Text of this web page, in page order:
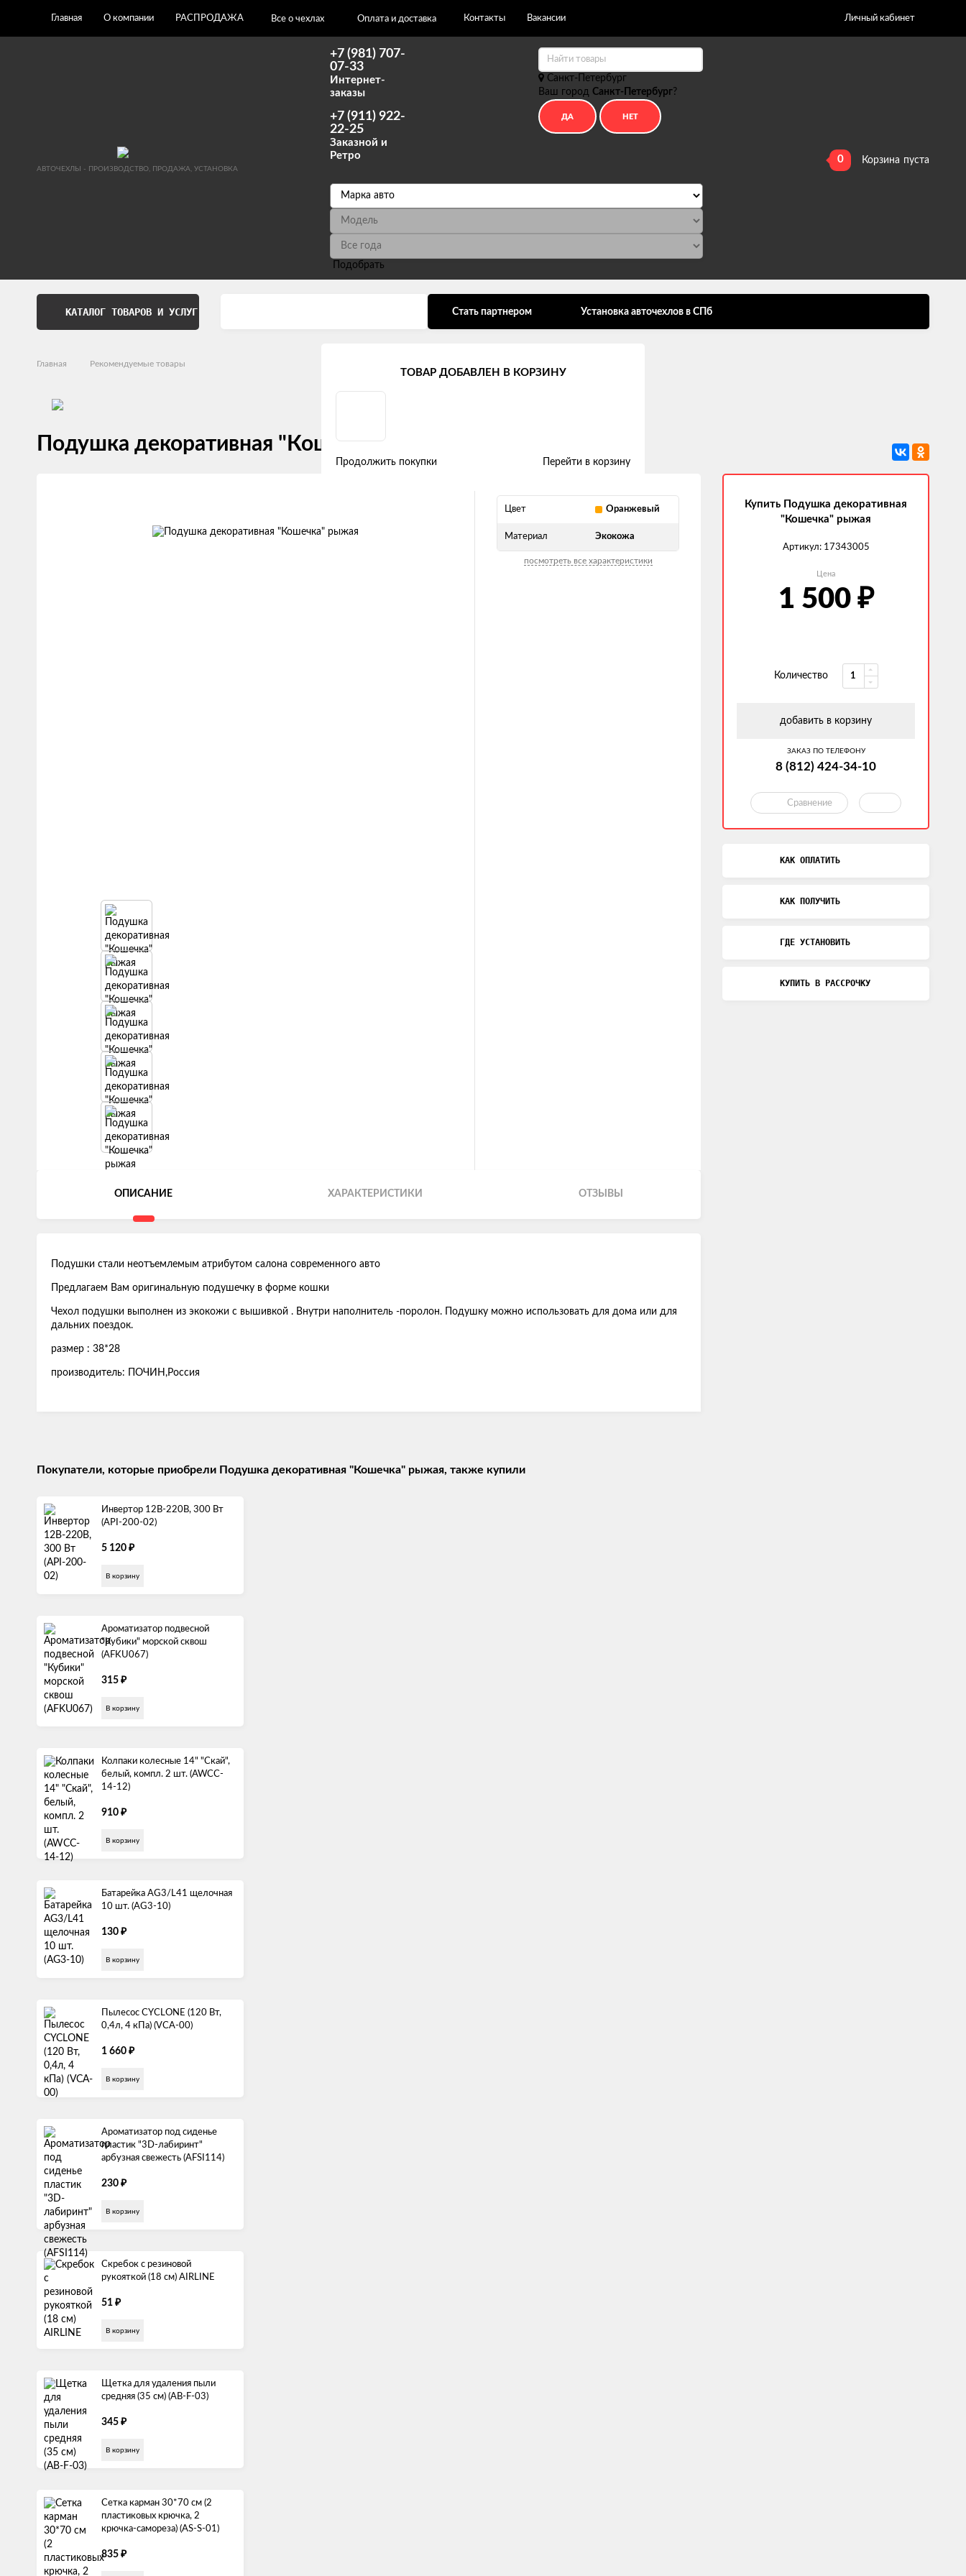
Главная О компании РАСПРОДАЖА Все о чехлах Оплата и доставка Контакты Вакансии Личный кабинет
АВТОЧЕХЛЫ - ПРОИЗВОДСТВО, ПРОДАЖА, УСТАНОВКА
+7 (981) 707-
07-33
Интернет-
заказы
+7 (911) 922-
22-25
Заказной и
Ретро
Санкт-Петербург
Ваш город Санкт-Петербург?
Подобрать
0 Корзина пуста
КАТАЛОГ ТОВАРОВ И УСЛУГ Стать партнером Установка авточехлов в СПб
Главная Рекомендуемые товары
Подушка декоративная "Кошечка" рыжая
Цвет Оранжевый
Материал Экокожа
посмотреть все характеристики
ОПИСАНИЕ ХАРАКТЕРИСТИКИ ОТЗЫВЫ
Подушки стали неотъемлемым атрибутом салона современного авто
Предлагаем Вам оригинальную подушечку в форме кошки
Чехол подушки выполнен из экокожи с вышивкой . Внутри наполнитель -поролон. Подушку можно использовать для дома или для
дальних поездок.
размер : 38*28
производитель: ПОЧИН,Россия
Купить Подушка декоративная
"Кошечка" рыжая
Артикул: 17343005
Цена
1 500 ₽
Количество
добавить в корзину
ЗАКАЗ ПО ТЕЛЕФОНУ
8 (812) 424-34-10
Сравнение
КАК ОПЛАТИТЬ
КАК ПОЛУЧИТЬ
ГДЕ УСТАНОВИТЬ
КУПИТЬ В РАССРОЧКУ
Покупатели, которые приобрели Подушка декоративная "Кошечка" рыжая, также купили
Инвертор 12В-220В, 300 Вт
(API-200-02)
5 120 ₽
В корзину
Ароматизатор подвесной
"Кубики" морской сквош
(AFKU067)
315 ₽
В корзину
Колпаки колесные 14" "Скай",
белый, компл. 2 шт. (AWCC-
14-12)
910 ₽
В корзину
Батарейка AG3/L41 щелочная
10 шт. (AG3-10)
130 ₽
В корзину
Пылесос СYCLONE (120 Вт,
0,4л, 4 кПа) (VCA-00)
1 660 ₽
В корзину
Ароматизатор под сиденье
пластик "3D-лабиринт"
арбузная свежесть (AFSI114)
230 ₽
В корзину
Скребок с резиновой
рукояткой (18 см) AIRLINE
51 ₽
В корзину
Щетка для удаления пыли
средняя (35 см) (AB-F-03)
345 ₽
В корзину
Сетка карман 30*70 см (2
пластиковых крючка, 2
крючка-самореза) (AS-S-01)
835 ₽
ТОВАР ДОБАВЛЕН В КОРЗИНУ
Продолжить покупки Перейти в корзину